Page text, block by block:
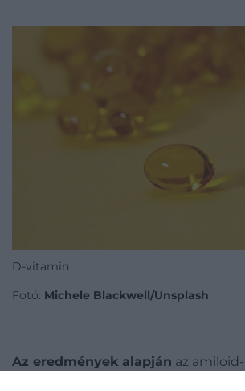
D-vitamin
Fotó: Michele Blackwell/Unsplash
Az eredmények alapján az